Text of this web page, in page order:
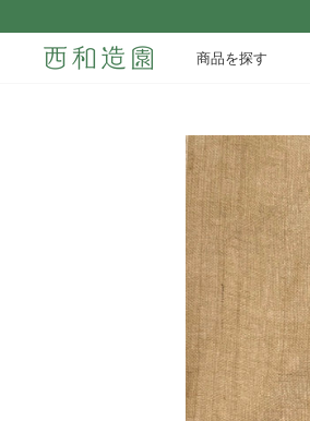
to
content
商品を探す